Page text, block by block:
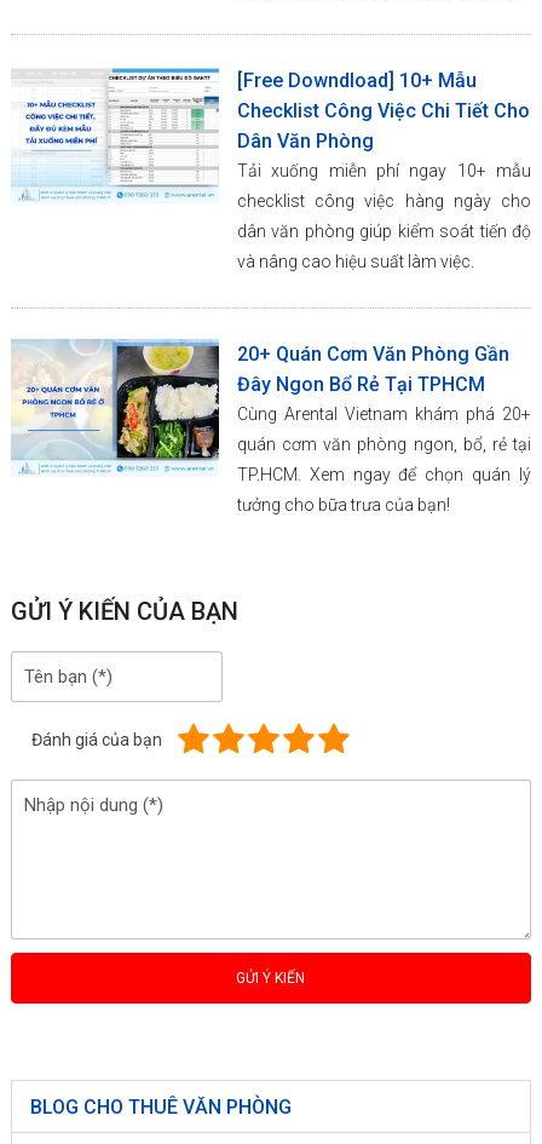
[Free Downdload] 10+ Mẫu
Checklist Công Việc Chi Tiết Cho
Dân Văn Phòng
Tải xuống miễn phí ngay 10+ mẫu
checklist công việc hàng ngày cho
dân văn phòng giúp kiểm soát tiến độ
và nâng cao hiệu suất làm việc.
20+ Quán Cơm Văn Phòng Gần
Đây Ngon Bổ Rẻ Tại TPHCM
Cùng Arental Vietnam khám phá 20+
quán cơm văn phòng ngon, bổ, rẻ tại
TP.HCM. Xem ngay để chọn quán lý
tưởng cho bữa trưa của bạn!
GỬI Ý KIẾN CỦA BẠN
Đánh giá của bạn
BLOG CHO THUÊ VĂN PHÒNG